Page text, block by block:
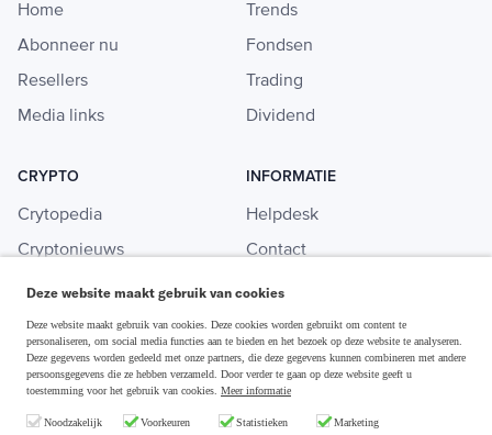
Home
Abonneer nu
Resellers
Media links
Trends
Fondsen
Trading
Dividend
CRYPTO
Crytopedia
Cryptonieuws
Crypto koopgids
Investeren in crypto
INFORMATIE
Helpdesk
Contact
Adverteren
Disclaimer & Privacy
Deze website maakt gebruik van cookies
Deze website maakt gebruik van cookies. Deze cookies worden gebruikt om content te
personaliseren, om social media functies aan te bieden en het bezoek op deze website te analyseren.
Deze gegevens worden gedeeld met onze partners, die deze gegevens kunnen combineren met andere
persoonsgegevens die ze hebben verzameld. Door verder te gaan op deze website geeft u
toestemming voor het gebruik van cookies. Meer informatie
Noodzakelijk Voorkeuren Statistieken Marketing